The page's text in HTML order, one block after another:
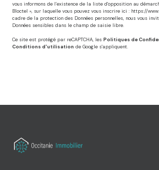
vous informons de l’existence de la liste d'opposition au
Bloctel », sur laquelle vous pouvez vous inscrire ici : https://
cadre de la protection des Données personnelles, nous vous
Données sensibles dans le champ de saisie libre.
Ce site est protégé par reCAPTCHA, les Politiques de
Conditions d'utilisation de Google s'appliquent.